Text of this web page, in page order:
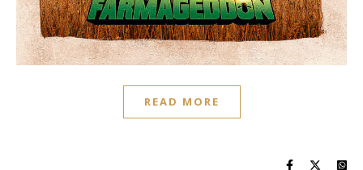
READ MORE